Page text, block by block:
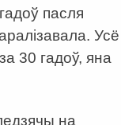
пасля
Усё
30 гадоў, яна
на